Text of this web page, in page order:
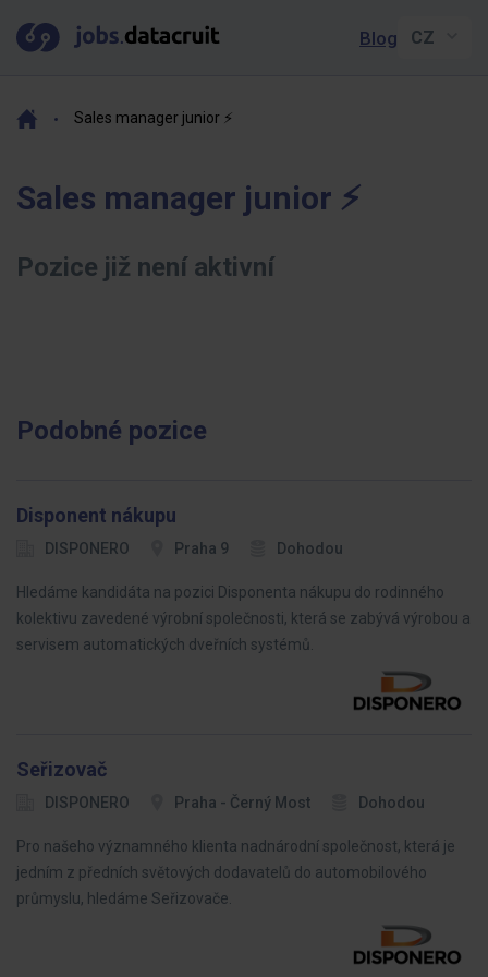
Blog
Sales manager junior ⚡️
Sales manager junior ⚡️
Pozice již není aktivní
Podobné pozice
Disponent nákupu
DISPONERO Praha 9 Dohodou
Hledáme kandidáta na pozici Disponenta nákupu do rodinného
kolektivu zavedené výrobní společnosti, která se zabývá výrobou a
servisem automatických dveřních systémů.
Seřizovač
DISPONERO Praha - Černý Most Dohodou
Pro našeho významného klienta nadnárodní společnost, která je
jedním z předních světových dodavatelů do automobilového
průmyslu, hledáme Seřizovače.